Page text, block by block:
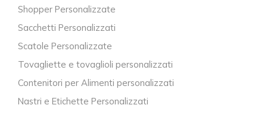
Shopper Personalizzate
Sacchetti Personalizzati
Scatole Personalizzate
Tovagliette e tovaglioli personalizzati
Contenitori per Alimenti personalizzati
Nastri e Etichette Personalizzati